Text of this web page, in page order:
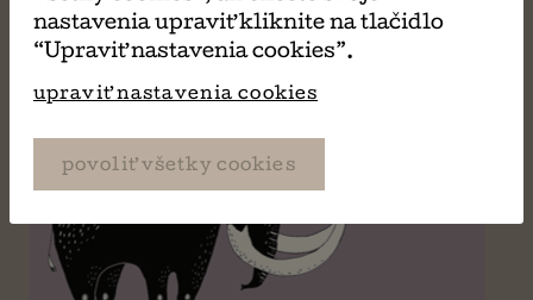
nastavenia upraviť kliknite na tlačidlo
“Upraviť nastavenia cookies”.
upraviť nastavenia cookies
povoliť všetky cookies